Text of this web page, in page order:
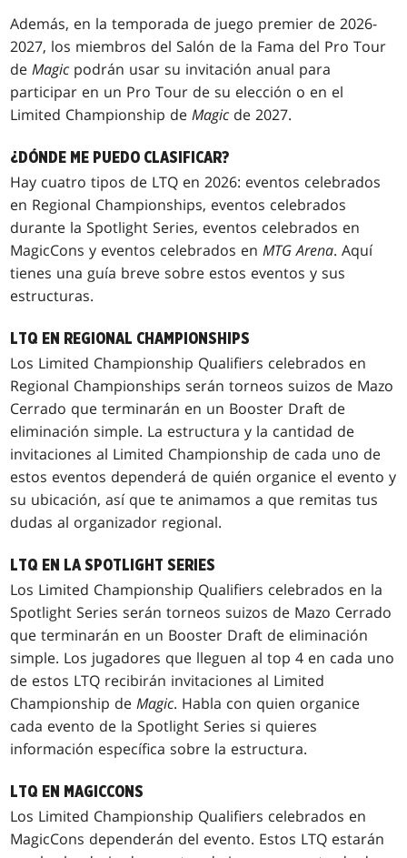
Además, en la temporada de juego premier de 2026-
2027, los miembros del Salón de la Fama del Pro Tour
deMagic podrán usar su invitación anual para
participar en un Pro Tour de su elección o en el
Limited Championship deMagic de 2027.
¿DÓNDE ME PUEDO CLASIFICAR?
Hay cuatro tipos de LTQ en 2026: eventos celebrados
en Regional Championships, eventos celebrados
durante la Spotlight Series, eventos celebrados en
MagicCons y eventos celebrados enMTG Arena. Aquí
tienes una guía breve sobre estos eventos y sus
estructuras.
LTQ EN REGIONAL CHAMPIONSHIPS
Los Limited Championship Qualifiers celebrados en
Regional Championships serán torneos suizos de Mazo
Cerrado que terminarán en un Booster Draft de
eliminación simple. La estructura y la cantidad de
invitaciones al Limited Championship de cada uno de
estos eventos dependerá de quién organice el evento y
su ubicación, así que te animamos a que remitas tus
dudas al organizador regional.
LTQ EN LA SPOTLIGHT SERIES
Los Limited Championship Qualifiers celebrados en la
Spotlight Series serán torneos suizos de Mazo Cerrado
que terminarán en un Booster Draft de eliminación
simple. Los jugadores que lleguen al top 4 en cada uno
de estos LTQ recibirán invitaciones al Limited
Championship deMagic. Habla con quien organice
cada evento de la Spotlight Series si quieres
información específica sobre la estructura.
LTQ EN MAGICCONS
Los Limited Championship Qualifiers celebrados en
MagicCons dependerán del evento. Estos LTQ estarán